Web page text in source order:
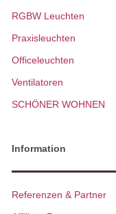
RGBW Leuchten
Praxisleuchten
Officeleuchten
Ventilatoren
SCHÖNER WOHNEN
Information
Referenzen & Partner